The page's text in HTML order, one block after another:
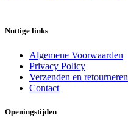
Nuttige links
Algemene Voorwaarden
Privacy Policy
Verzenden en retourneren
Contact
Openingstijden